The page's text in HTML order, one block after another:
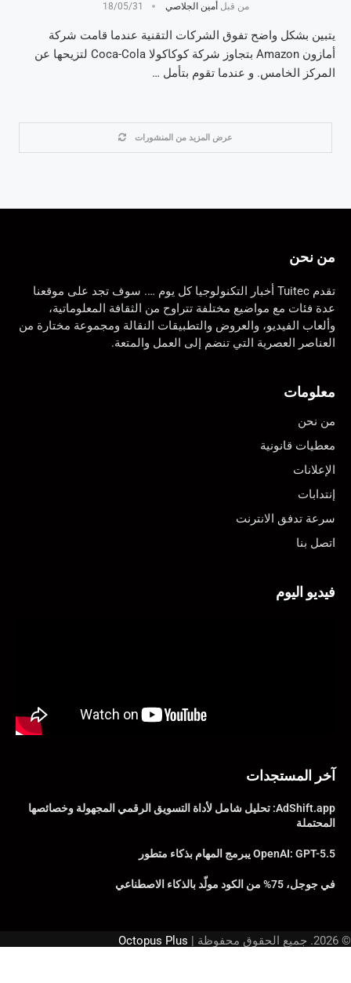
من قبل أمين الجلاصي 18/05/31
يتبين بشكل واضح تفوق الشركات التقنية عندما قامت شركة
أمازون Amazon بتجاوز شركة كوكاكولا Coca-Cola لتزيحها عن
المركز الخامس. و عندما تقوم بتأمل …
عرض المزيد من المنشورات
من نحن
تقدم Tuitec أخبار التكنولوجيا كل يوم …. سوف تجد على موقعنا
عدة فئات مع مواضيع مختلفة تتراوح من الثقافة المعلوماتية،
وألعاب الفيديو، والعروض والتطبيقات النقالة ومجموعة مختارة من
العناصر العصرية التي تنضم إلى العمل والمتعة.
معلومات
من نحن
معطيات قانونية
الإعلانات
إنتدابات
سرعة تدفق الانترنت
اتصل بنا
فيديو اليوم
آخر المستجدات
AdShift.app: تحليل شامل لأداة التسويق الرقمي المجهولة وخصائصها
المحتملة
OpenAI: GPT-5.5 يبرمج المهام بذكاء متطور
في جوجل، 75% من الكود مولّد بالذكاء الاصطناعي
© 2026. جميع الحقوق محفوظة | Octopus Plus